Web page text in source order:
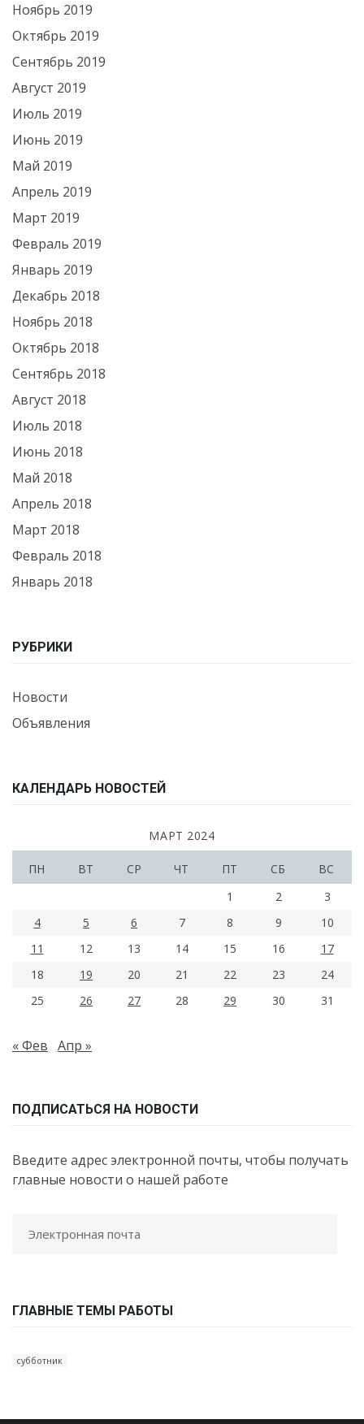
Ноябрь 2019
Октябрь 2019
Сентябрь 2019
Август 2019
Июль 2019
Июнь 2019
Май 2019
Апрель 2019
Март 2019
Февраль 2019
Январь 2019
Декабрь 2018
Ноябрь 2018
Октябрь 2018
Сентябрь 2018
Август 2018
Июль 2018
Июнь 2018
Май 2018
Апрель 2018
Март 2018
Февраль 2018
Январь 2018
РУБРИКИ
Новости
Объявления
КАЛЕНДАРЬ НОВОСТЕЙ
МАРТ 2024
ПН ВТ СР ЧТ ПТ СБ
ВС
1
2
3
4
5 6 7 8 9
10
11
12 13 14 15 16
17
18
19 20 21 22 23
24
25
26 27 28 29 30 31
« Фев Апр »
ПОДПИСАТЬСЯ НА НОВОСТИ
Введите адрес электронной почты, чтобы получать
главные новости о нашей работе
ГЛАВНЫЕ ТЕМЫ РАБОТЫ
субботник